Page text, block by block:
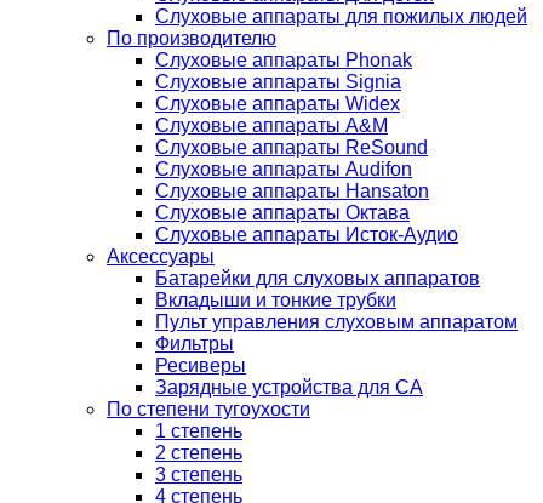
Слуховые аппараты для пожилых людей
По производителю
Слуховые аппараты Phonak
Слуховые аппараты Signia
Слуховые аппараты Widex
Слуховые аппараты A&M
Слуховые аппараты ReSound
Слуховые аппараты Audifon
Слуховые аппараты Hansaton
Слуховые аппараты Октава
Слуховые аппараты Исток-Аудио
Аксессуары
Батарейки для слуховых аппаратов
Вкладыши и тонкие трубки
Пульт управления слуховым аппаратом
Фильтры
Ресиверы
Зарядные устройства для СА
По степени тугоухости
1 степень
2 степень
3 степень
4 степень